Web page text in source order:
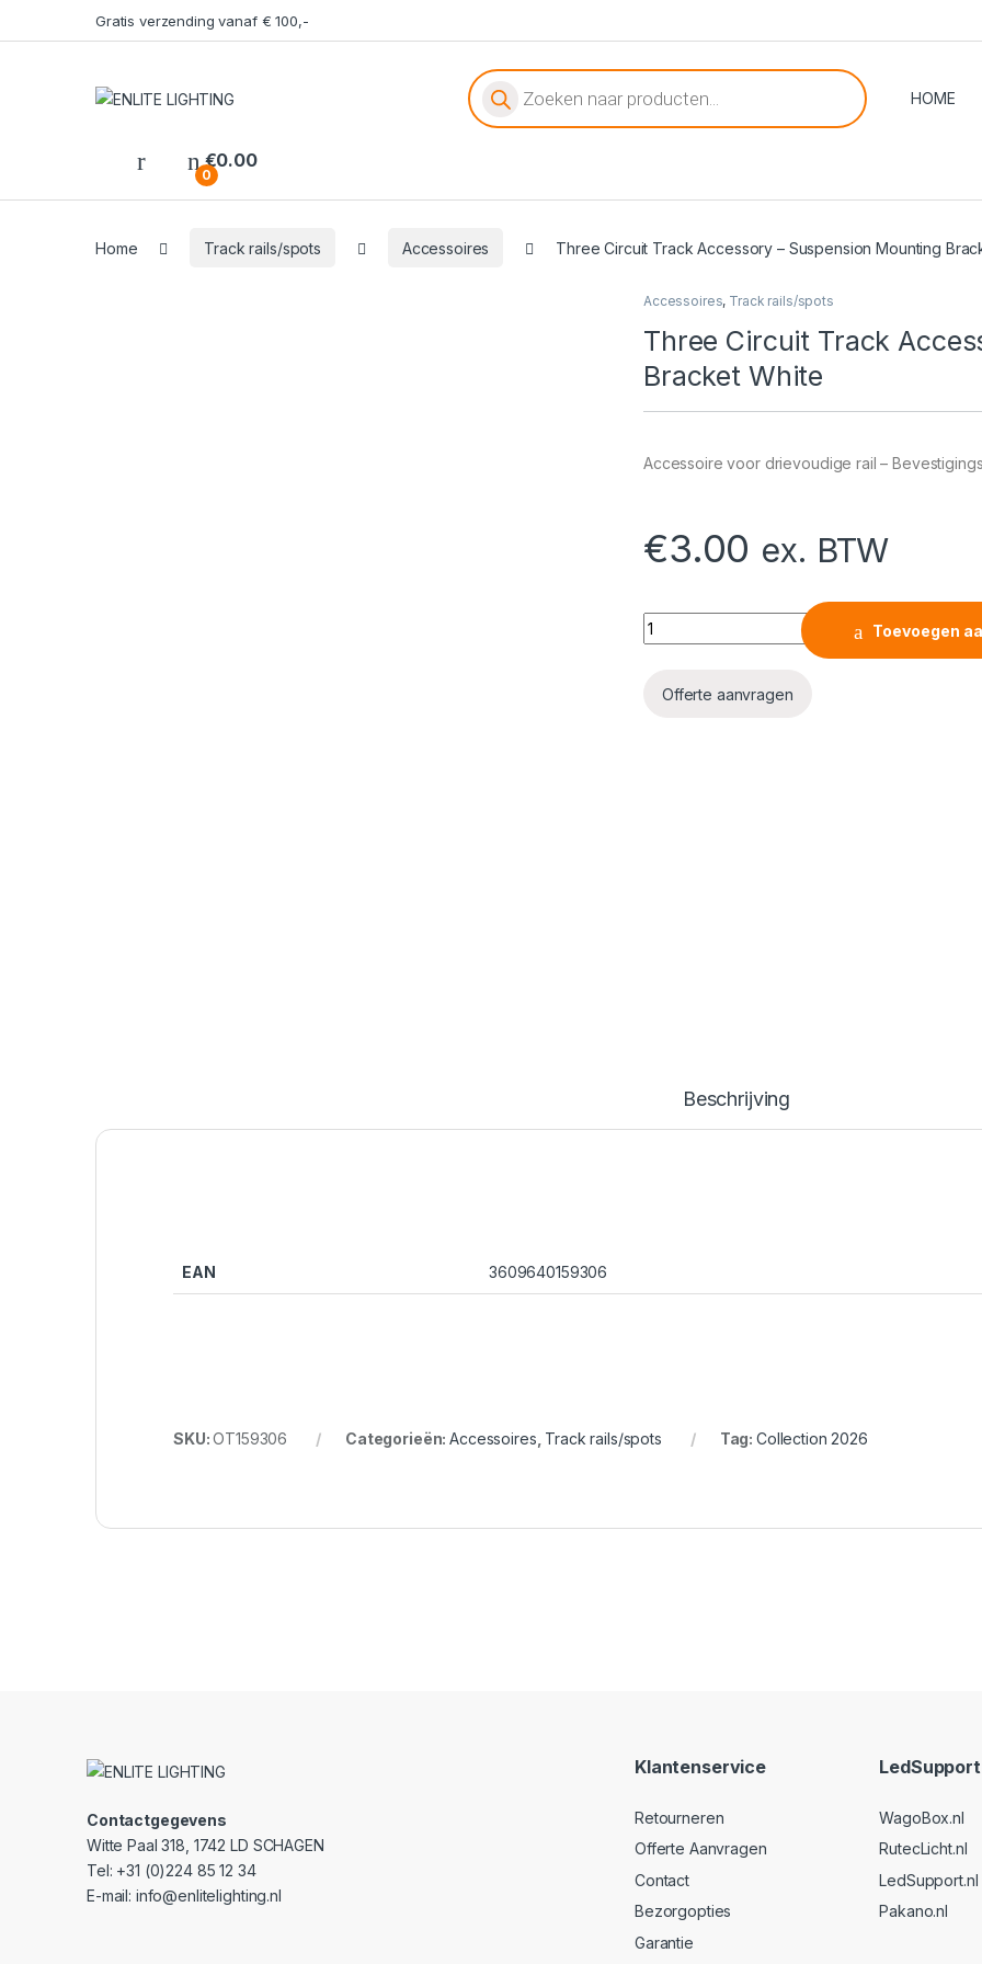
Gratis verzending vanaf € 100,-
Producten zoeken
HOME
0
€0.00
Home Track rails/spots Accessoires Three Circuit Track Accessory – Suspension Mounting
Accessoires, Track rails/spots
Three Circuit Track
Bracket White
Accessoire voor drievoudige rail –
€3.00 ex. BTW
Three Circuit Track Accessory -
Toevoegen
Offerte aanvragen
Beschrijving
EAN 3609640159306
SKU:OT159306 Categorieën:Accessoires Track rails/spots Tag: Collection 2026
Contactgegevens
Witte Paal 318, 1742 LD SCHAGEN
Tel: +31 (0)224 85 12 34
E-mail: info@enlitelighting.nl
Klantenservice
Retourneren
Offerte Aanvragen
Contact
Bezorgopties
Garantie
WagoBox.nl
RutecLicht.nl
LedSupport.nl
Pakano.nl